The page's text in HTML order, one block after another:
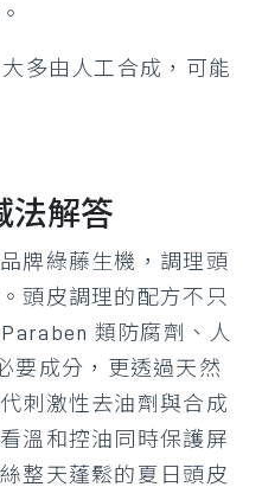
多由人工合成，可能
法解答
牌綠藤生機，調理頭
頭皮調理的配方不只
類防腐劑、人
要成分，更透過天然
刺激性去油劑與合成
溫和控油同時保護屏
整天蓬鬆的夏日頭皮